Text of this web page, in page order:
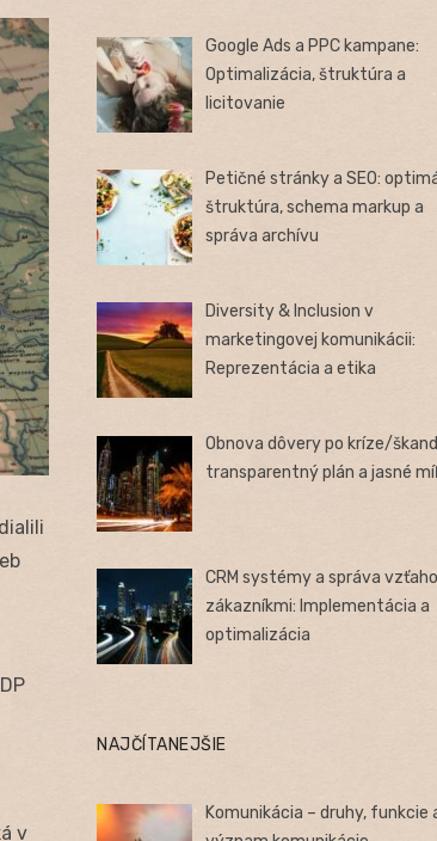
v
Google Ads a PPC kampane:
Optimalizácia, štruktúra a
licitovanie
Petičné stránky a SEO:
štruktúra, schema markup a
správa archívu
Diversity & Inclusion v
marketingovej komunikácii:
Reprezentácia a etika
Obnova dôvery po kríze/
transparentný plán a jasné
CRM systémy a správa
zákazníkmi: Implementácia a
optimalizácia
NAJČÍTANEJŠIE
Komunikácia – druhy, funkcie